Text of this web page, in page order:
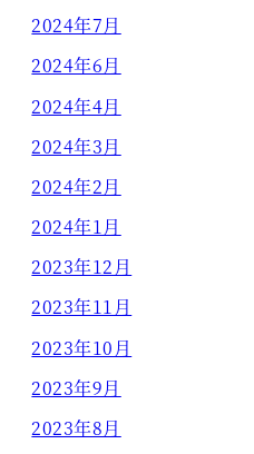
2024年7月
2024年6月
2024年4月
2024年3月
2024年2月
2024年1月
2023年12月
2023年11月
2023年10月
2023年9月
2023年8月